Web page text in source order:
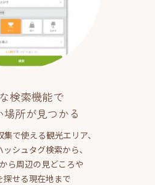
検索機能で
所が見つかる
で使える観光エリア、
シュタグ検索から、
ら周辺の見どころや
探せる現在地まで